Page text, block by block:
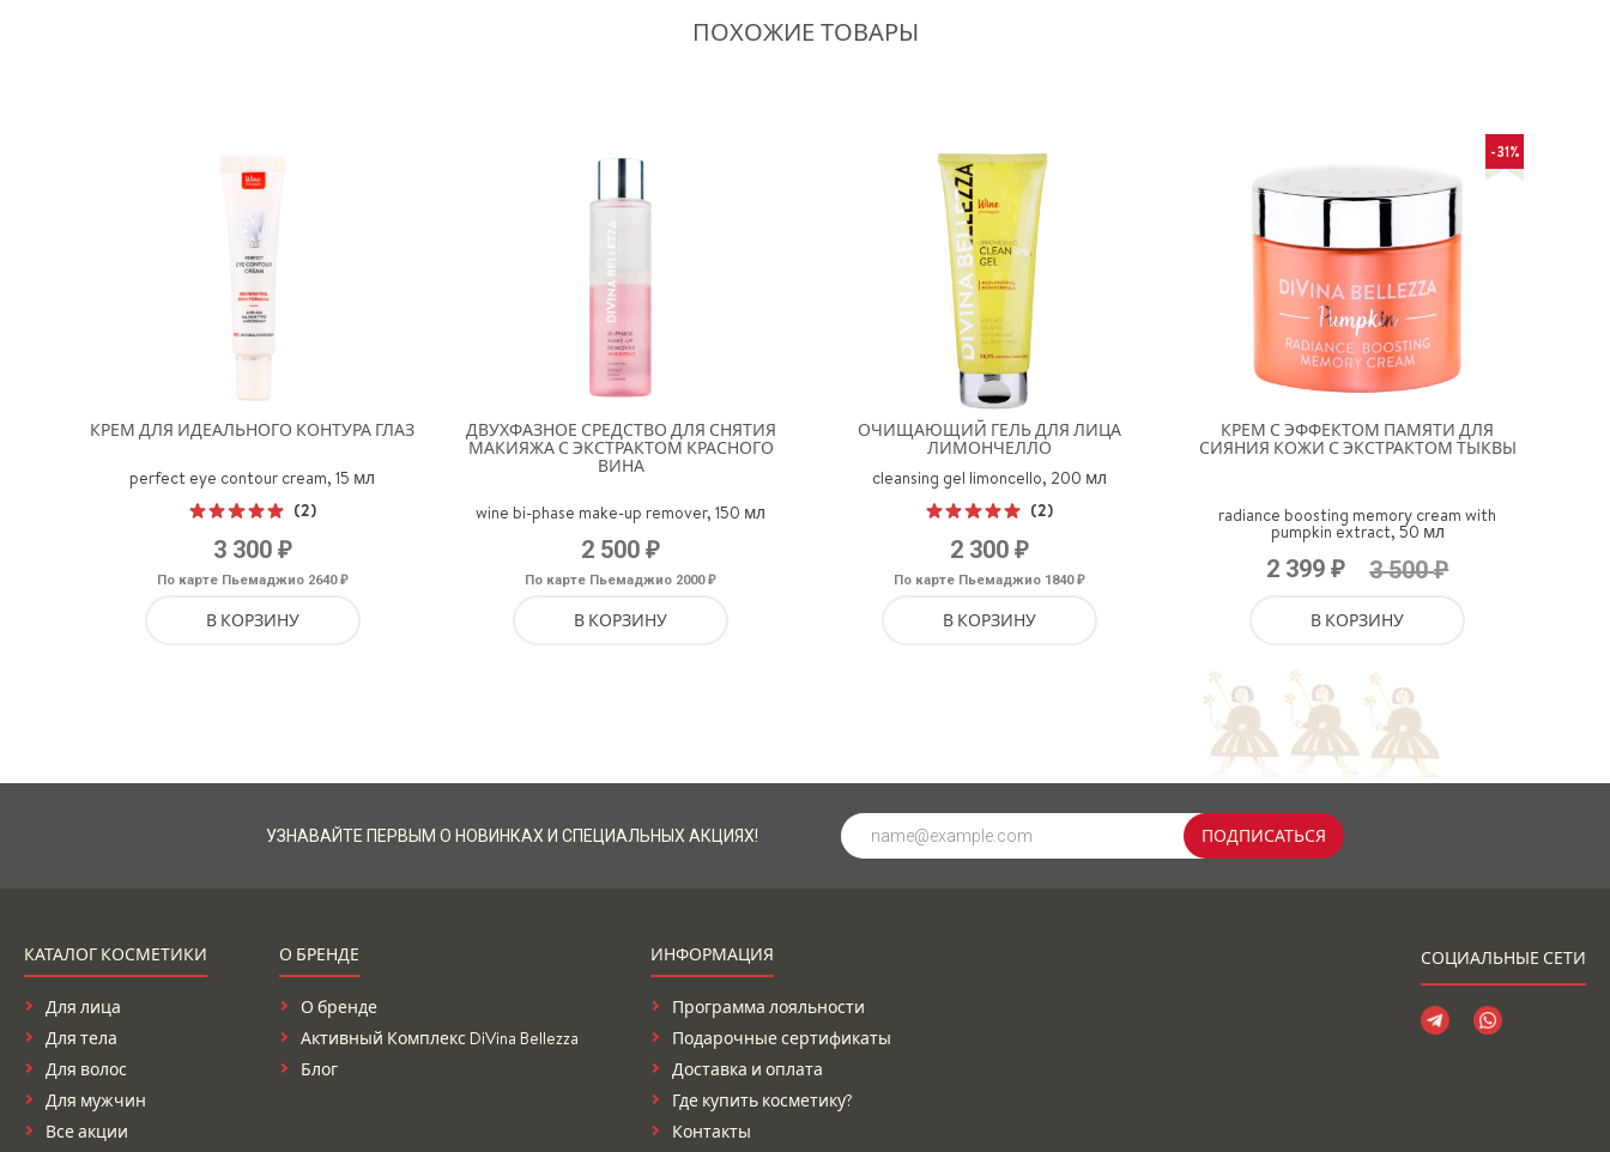
ПОХОЖИЕ ТОВАРЫ
КРЕМ ДЛЯ ИДЕАЛЬНОГО КОНТУРА ГЛАЗ
perfect eye contour cream, 15 мл
5.00из 5
(2)
3 300 ₽
По карте Пьемаджио 2640₽
В КОРЗИНУ
ДВУХФАЗНОЕ СРЕДСТВО ДЛЯ СНЯТИЯ
МАКИЯЖА С ЭКСТРАКТОМ КРАСНОГО
ВИНА
wine bi-phase make-up remover, 150 мл
2 500 ₽
По карте Пьемаджио 2000₽
В КОРЗИНУ
ОЧИЩАЮЩИЙ ГЕЛЬ ДЛЯ ЛИЦА
ЛИМОНЧЕЛЛО
cleansing gel limoncello, 200 мл
5.00из 5
(2)
2 300 ₽
По карте Пьемаджио 1840₽
В КОРЗИНУ
-31%
КРЕМ С ЭФФЕКТОМ ПАМЯТИ ДЛЯ
СИЯНИЯ КОЖИ С ЭКСТРАКТОМ ТЫКВЫ
radiance boosting memory cream with
pumpkin extract, 50 мл
2 399 ₽ 3 500 ₽
В КОРЗИНУ
УЗНАВАЙТЕ ПЕРВЫМ О НОВИНКАХ И СПЕЦИАЛЬНЫХ АКЦИЯХ! ПОДПИСАТЬСЯ
КАТАЛОГ КОСМЕТИКИ
Для лица
Для тела
Для волос
Для мужчин
Все акции
О БРЕНДЕ
О бренде
Активный Комплекс DiVina Bellezza
Блог
ИНФОРМАЦИЯ
Программа лояльности
Подарочные сертификаты
Доставка и оплата
Где купить косметику?
Контакты
СОЦИАЛЬНЫЕ СЕТИ